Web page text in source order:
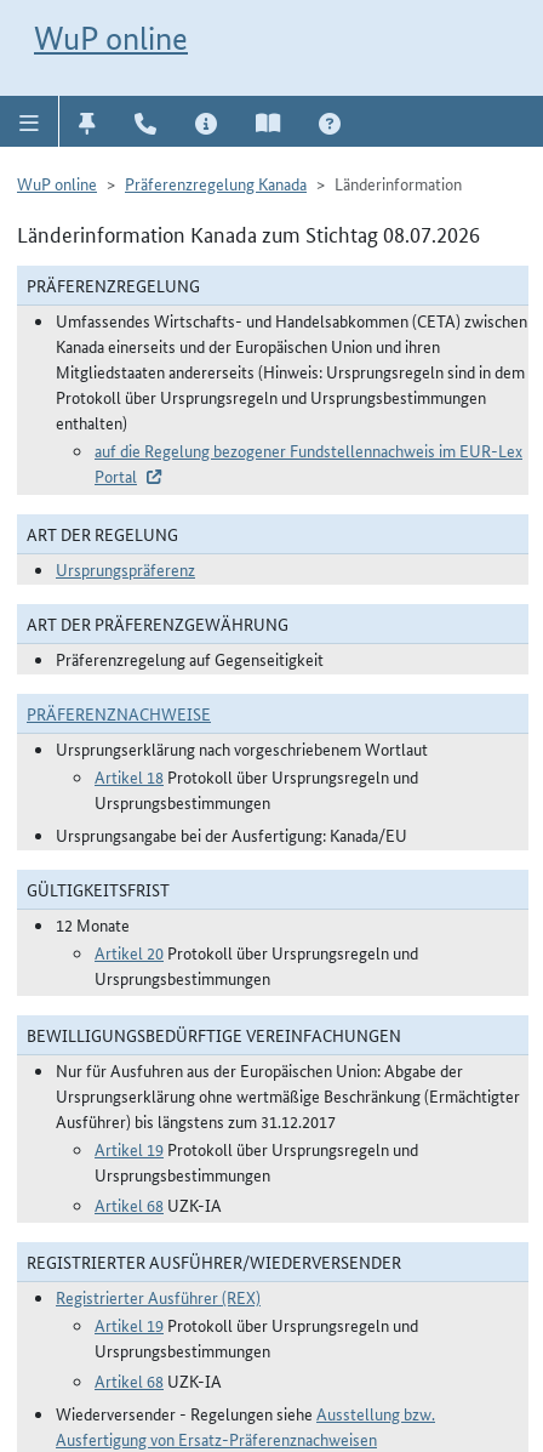
WuP online
WuP online Präferenzregelung Kanada Länderinformation
Länderinformation Kanada zum Stichtag 08.07.2026
PRÄFERENZREGELUNG
Umfassendes Wirtschafts- und Handelsabkommen (CETA) zwischen
Kanada einerseits und der Europäischen Union und ihren
Mitgliedstaaten andererseits (Hinweis: Ursprungsregeln sind in dem
Protokoll über Ursprungsregeln und Ursprungsbestimmungen
enthalten)
auf die Regelung bezogener Fundstellennachweis im EUR-Lex
Portal
ART DER REGELUNG
Ursprungspräferenz
ART DER PRÄFERENZGEWÄHRUNG
Präferenzregelung auf Gegenseitigkeit
PRÄFERENZNACHWEISE
Ursprungserklärung nach vorgeschriebenem Wortlaut
Artikel 18 Protokoll über Ursprungsregeln und
Ursprungsbestimmungen
Ursprungsangabe bei der Ausfertigung: Kanada/EU
GÜLTIGKEITSFRIST
12 Monate
Artikel 20 Protokoll über Ursprungsregeln und
Ursprungsbestimmungen
BEWILLIGUNGSBEDÜRFTIGE VEREINFACHUNGEN
Nur für Ausfuhren aus der Europäischen Union: Abgabe der
Ursprungserklärung ohne wertmäßige Beschränkung (Ermächtigter
Ausführer) bis längstens zum 31.12.2017
Artikel 19 Protokoll über Ursprungsregeln und
Ursprungsbestimmungen
Artikel 68 UZK-IA
REGISTRIERTER AUSFÜHRER/WIEDERVERSENDER
Registrierter Ausführer (REX)
Artikel 19 Protokoll über Ursprungsregeln und
Ursprungsbestimmungen
Artikel 68 UZK-IA
Wiederversender - Regelungen siehe Ausstellung bzw.
Ausfertigung von Ersatz-Präferenznachweisen